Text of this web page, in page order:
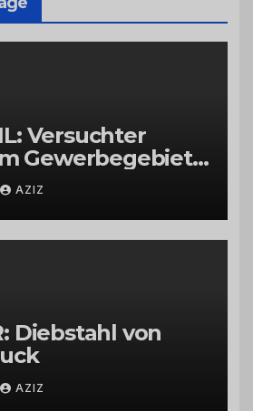
Versuchter
Gewerbegebiet
AZIZ
Diebstahl von
AZIZ